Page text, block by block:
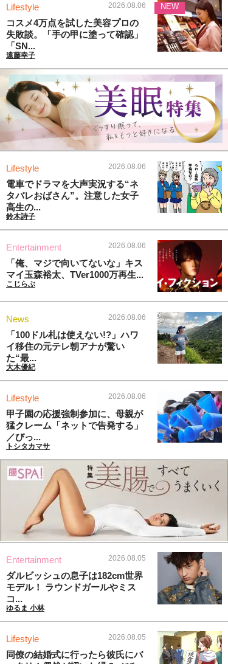
Lifestyle 2026.08.06
コスメ4万点を試した美容プロの
失敗談。「手の甲に塗って確認」
「SN...
遠藤幸子
NEW
Lifestyle 2026.08.06
電車でドラマを大声実況する“ネ
タバレおばさん”。注意した女子
高生の...
鈴木詩子
Entertainment 2026.08.06
「俺、マジで向いてないな」キス
マイ玉森裕太、TVer1000万再生...
こじらぶ
News 2026.08.06
「100ドル札は使えない!?」ハワ
イ移住の元テレ朝アナが驚い
た“最...
大木優紀
Lifestyle 2026.08.06
甲子園の応援強制参加に、母親が
猛クレーム「ネットで告発する」
／びっ...
トシタカマサ
Entertainment 2026.08.05
ダルビッシュの息子は182cm世界
モデル！ ラウンドガールやミス
コ...
ゆるま 小林
Lifestyle 2026.08.05
同僚の結婚式に行ったら彼氏にバ